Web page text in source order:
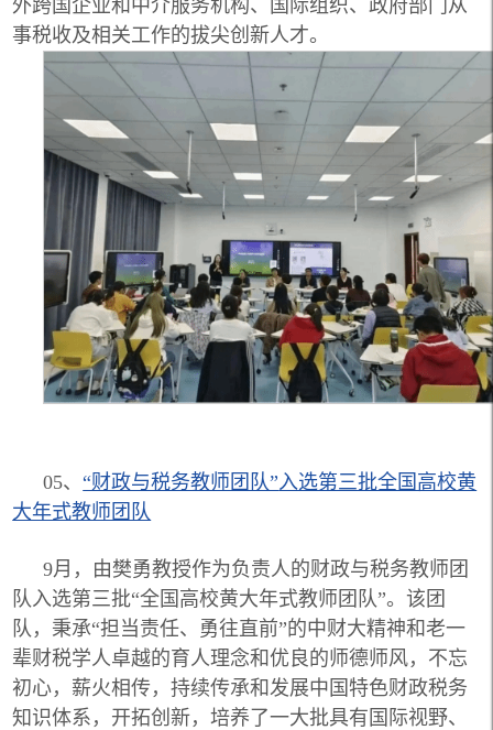
外跨国企业和中介服务机构、国际组织、政府部门从
事税收及相关工作的拔尖创新人才。
05、 “财政与税务教师团队”入选第三批全国高校黄
大年式教师团队
9月，由樊勇教授作为负责人的财政与税务教师团
队入选第三批“全国高校黄大年式教师团队”。该团
队，秉承“担当责任、勇往直前”的中财大精神和老一
辈财税学人卓越的育人理念和优良的师德师风，不忘
初心，薪火相传，持续传承和发展中国特色财政税务
知识体系，开拓创新，培养了一大批具有国际视野、